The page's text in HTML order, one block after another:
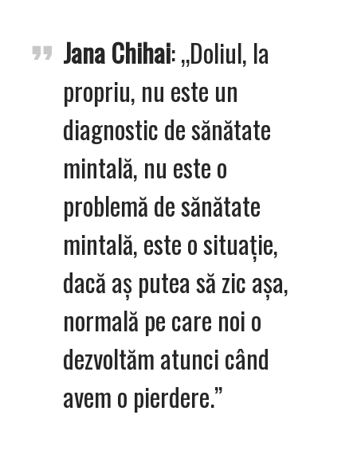
Jana Chihai: „Doliul, la
propriu, nu este un
diagnostic de sănătate
mintală, nu este o
problemă de sănătate
mintală, este o situație,
dacă aș putea să zic așa,
normală pe care noi o
dezvoltăm atunci când
avem o pierdere.”